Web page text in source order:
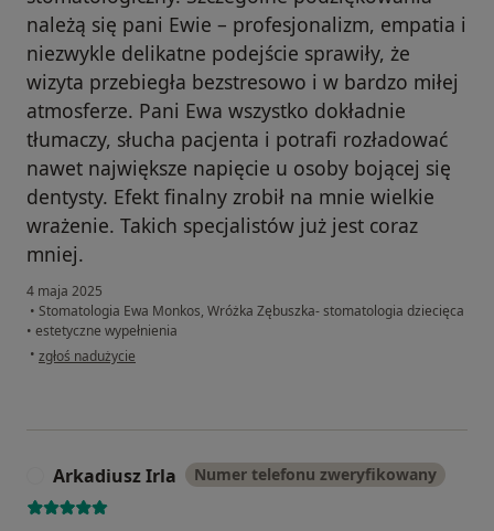
należą się pani Ewie – profesjonalizm, empatia i
niezwykle delikatne podejście sprawiły, że
wizyta przebiegła bezstresowo i w bardzo miłej
atmosferze. Pani Ewa wszystko dokładnie
tłumaczy, słucha pacjenta i potrafi rozładować
nawet największe napięcie u osoby bojącej się
dentysty. Efekt finalny zrobił na mnie wielkie
wrażenie. Takich specjalistów już jest coraz
mniej.
4 maja 2025
• Stomatologia Ewa Monkos, Wróżka Zębuszka- stomatologia dziecięca
• estetyczne wypełnienia
• w opinii użytkownika Tymoteusz
zgłoś nadużycie
Arkadiusz Irla Numer telefonu zweryfikowany